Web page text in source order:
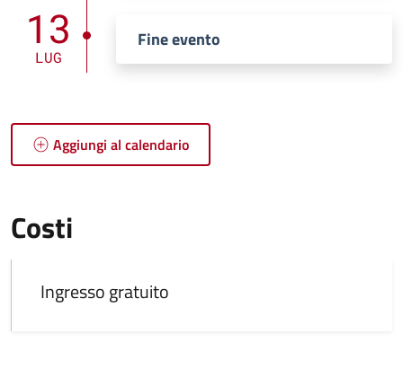
13
LUG
Fine evento
Aggiungi al calendario
Costi
Ingresso gratuito